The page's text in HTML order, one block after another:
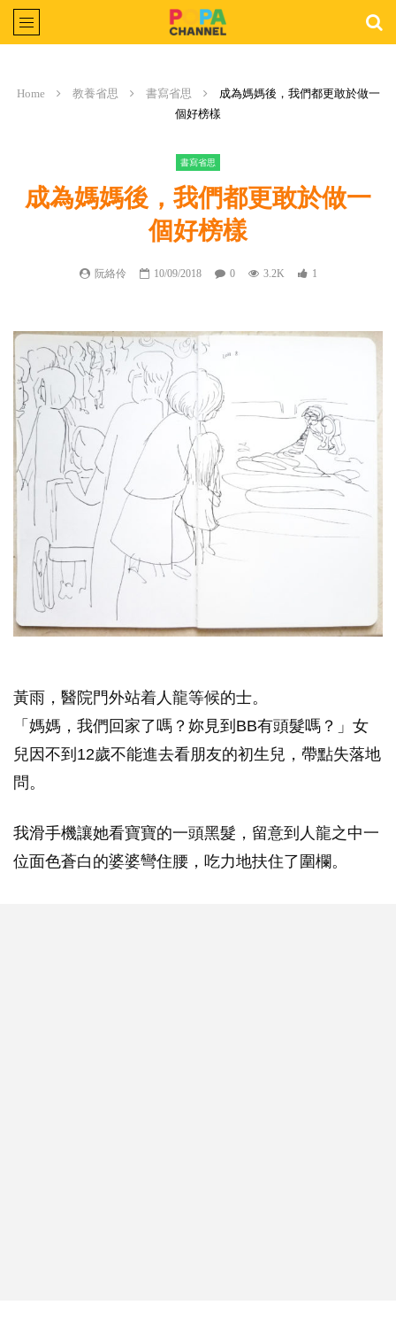
Home 教養省思 書寫省思
成為媽媽後，我們都更敢於做一
個好榜樣
書寫省思
成為媽媽後，我們都更敢於做一
個好榜樣
阮絡伶 10/09/2018 0 3.2K 1
黃雨，醫院門外站着人龍等候的士。
「媽媽，我們回家了嗎？妳見到BB有頭髮嗎？」女
兒因不到12歲不能進去看朋友的初生兒，帶點失落地
問。
我滑手機讓她看寶寶的一頭黑髮，留意到人龍之中一
位面色蒼白的婆婆彎住腰，吃力地扶住了圍欄。